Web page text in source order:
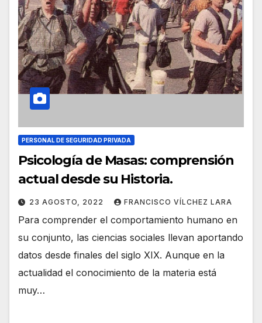
PERSONAL DE SEGURIDAD PRIVADA
Psicología de Masas: comprensión
actual desde su Historia.
23 AGOSTO, 2022 FRANCISCO VÍLCHEZ LARA
Para comprender el comportamiento humano en
su conjunto, las ciencias sociales llevan aportando
datos desde finales del siglo XIX. Aunque en la
actualidad el conocimiento de la materia está
muy…